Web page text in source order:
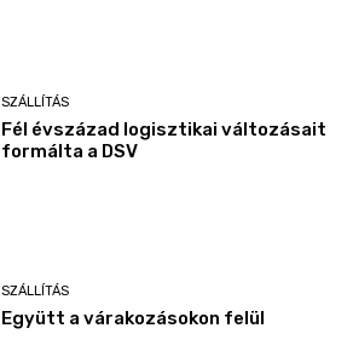
SZÁLLÍTÁS
Fél évszázad logisztikai változásait
formálta a DSV
SZÁLLÍTÁS
Együtt a várakozásokon felül